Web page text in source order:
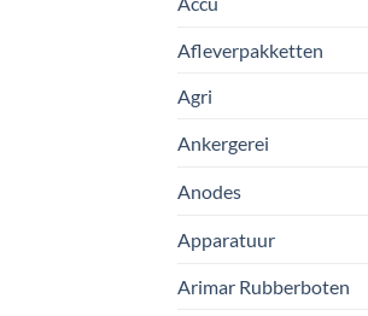
Afleverpakketten
Agri
Ankergerei
Anodes
Apparatuur
Arimar Rubberboten